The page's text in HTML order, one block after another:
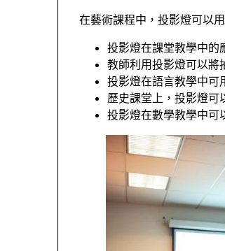
在藝術課程中，投影燈可以
投影燈在課堂教學中的
教師利用投影燈可以將
投影燈在語言教學中可
歷史課堂上，投影燈可
投影燈在數學教學中可